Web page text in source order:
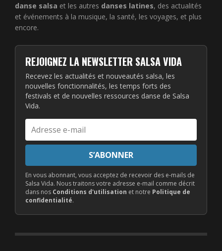
danse salsa et les autres danses latines, des actualités
et événements à la musique, la santé, les voyages, et plus
encore.
REJOIGNEZ LA NEWSLETTER SALSA VIDA
Recevez les actualités et nouveautés salsa, les
nouvelles fonctionnalités, les temps forts des
festivals et de nouvelles ressources danse de Salsa
Vida.
Adresse
e-
mail
S’ABONNER
En vous abonnant, vous acceptez de recevoir des e-mails de
Salsa Vida. Nous traitons votre adresse e-mail comme décrit
dans nos Conditions d'utilisation et notre Politique de
confidentialité.